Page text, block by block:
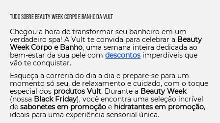
Tudo sobre Beauty Week Corpo e Banho da Vult
Chegou a hora de transformar seu banheiro em um
verdadeiro spa! A Vult te convida para celebrar a Beauty
Week Corpo e Banho, uma semana inteira dedicada ao
bem-estar da sua pele comdescontos imperdíveis que
vão te conquistar.
Esqueça a correria do dia a dia e prepare-se para um
momento só seu, de relaxamento e cuidado, com o toque
especial dos produtos Vult. Durante a Beauty Week
(nossa Black Friday), você encontra uma seleção incrível
desabonetes em promoção e hidratantes em promoção,
ideais para uma experiência sensorial única.